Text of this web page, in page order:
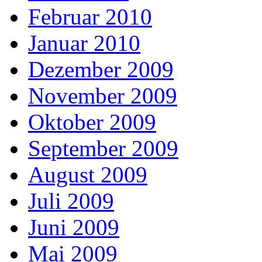
Februar 2010
Januar 2010
Dezember 2009
November 2009
Oktober 2009
September 2009
August 2009
Juli 2009
Juni 2009
Mai 2009